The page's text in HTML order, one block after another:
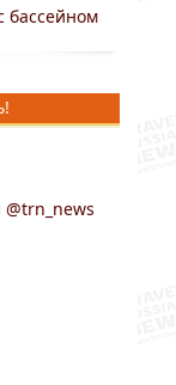
бассейном
@trn_news